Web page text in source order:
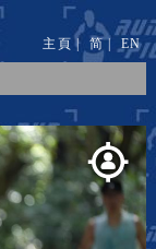
主頁 | 简| EN